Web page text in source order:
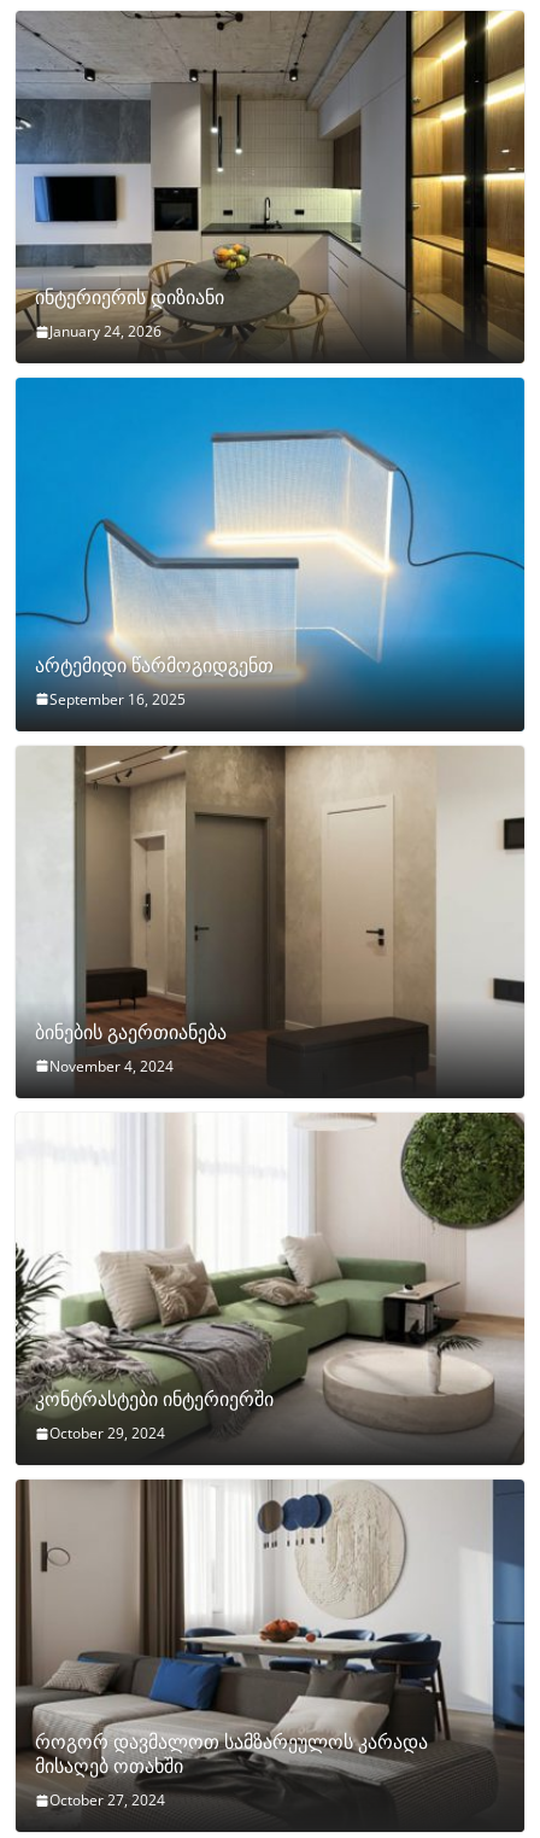
ინტერიერის დიზიანი
January 24, 2026
არტემიდი წარმოგიდგენთ
September 16, 2025
ბინების გაერთიანება
November 4, 2024
კონტრასტები ინტერიერში
October 29, 2024
როგორ დავმალოთ სამზარეულოს კარადა
მისაღებ ოთახში
October 27, 2024